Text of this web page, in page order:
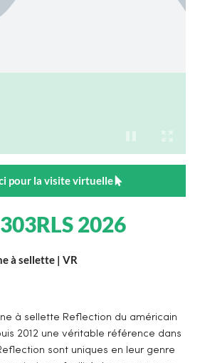
pour la visite virtuelle
2026
à sellette | VR
à sellette Reflection du américain
2012 une véritable référence dans
sont uniques en leur genre